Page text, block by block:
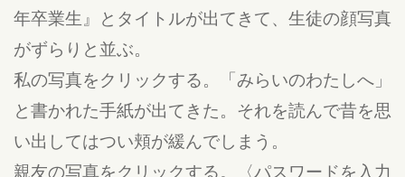
年卒業生』とタイトルが出てきて、生徒の顔写真
がずらりと並ぶ。
私の写真をクリックする。「みらいのわたしへ」
と書かれた手紙が出てきた。それを読んで昔を思
い出してはつい頬が緩んでしまう。
親友の写真をクリックする。〈パスワードを入力